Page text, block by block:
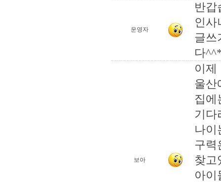
운영자
반갑
인사
글쓰
다
보아
이제
울산
집에
기다
나이
구력
찾고
아